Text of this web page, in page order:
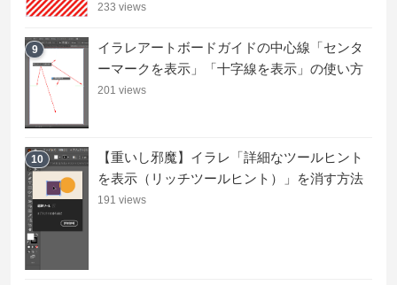
233 views
9
イラレアートボードガイドの中心線「センタ
ーマークを表示」「十字線を表示」の使い方
201 views
10
【重いし邪魔】イラレ「詳細なツールヒント
を表示（リッチツールヒント）」を消す方法
191 views